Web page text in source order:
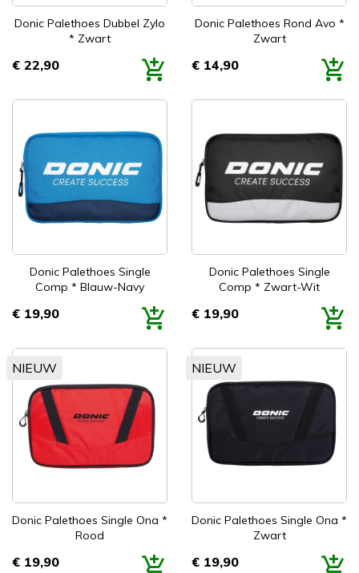
Donic Palethoes Dubbel Zylo
* Zwart
Prijs
€ 22,90
Donic Palethoes Rond Avo *
Zwart
Prijs
€ 14,90
Donic Palethoes Single
Comp * Blauw-Navy
Prijs
€ 19,90
Donic Palethoes Single
Comp * Zwart-Wit
Prijs
€ 19,90
Donic Palethoes Single Ona *
Rood
Prijs
€ 19,90
NIEUW
Donic Palethoes Single Ona *
Zwart
Prijs
€ 19,90
NIEUW